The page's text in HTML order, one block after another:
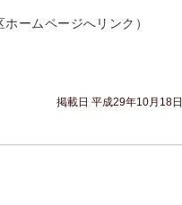
ホームページへリンク）
掲載日 平成29年10月18日